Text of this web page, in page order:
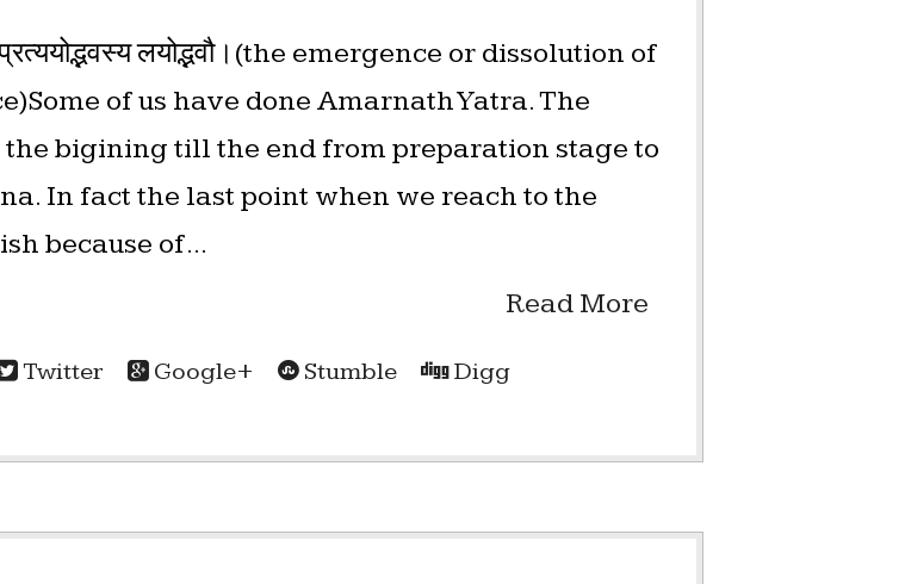
लयोद्भवौ।(the emergence or dissolution of
of us have done Amarnath Yatra. The
bigining till the end from preparation stage to
In fact the last point when we reach to the
because of...
Read More
Twitter Google+ Stumble Digg